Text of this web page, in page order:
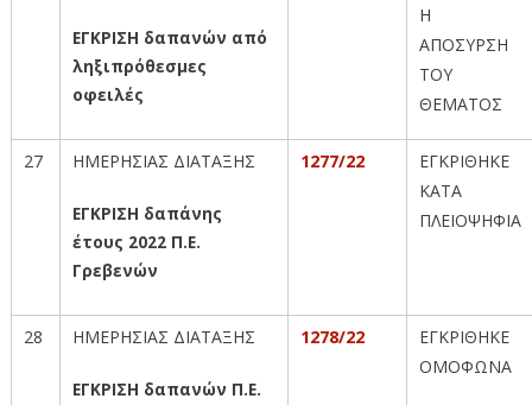
ΕΓΚΡΙΣΗ δαπανών από
ληξιπρόθεσμες
οφειλές
Η
ΑΠΟΣΥΡΣΗ
ΤΟΥ
ΘΕΜΑΤΟΣ
27 ΗΜΕΡΗΣΙΑΣ ΔΙΑΤΑΞΗΣ
ΕΓΚΡΙΣΗ δαπάνης
έτους 2022 Π.Ε.
Γρεβενών
1277/22
ΕΓΚΡΙΘΗΚΕ
ΚΑΤΑ
ΠΛΕΙΟΨΗΦΙΑ
28 ΗΜΕΡΗΣΙΑΣ ΔΙΑΤΑΞΗΣ
ΕΓΚΡΙΣΗ δαπανών Π.Ε.
1278/22
ΕΓΚΡΙΘΗΚΕ
ΟΜΟΦΩΝΑ